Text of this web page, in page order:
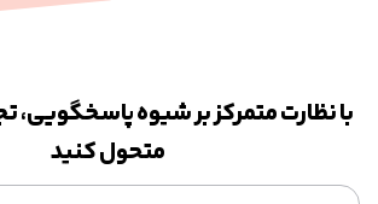
با نظارت متمرکز بر شیوه پاسخگویی،
متحول کنید